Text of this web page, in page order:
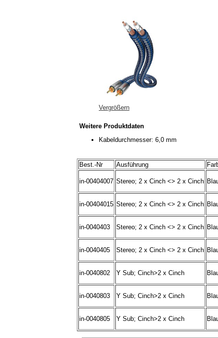
Vergrößern
Weitere Produktdaten
Kabeldurchmesser: 6,0 mm
Best.-Nr Ausführung
in-00404007 Stereo; 2 x Cinch <> 2 x Cinch
in-00404015 Stereo; 2 x Cinch <> 2 x Cinch
in-0040403 Stereo; 2 x Cinch <> 2 x Cinch
in-0040405 Stereo; 2 x Cinch <> 2 x Cinch
in-0040802 Y Sub; Cinch>2 x Cinch
in-0040803 Y Sub; Cinch>2 x Cinch
in-0040805 Y Sub; Cinch>2 x Cinch